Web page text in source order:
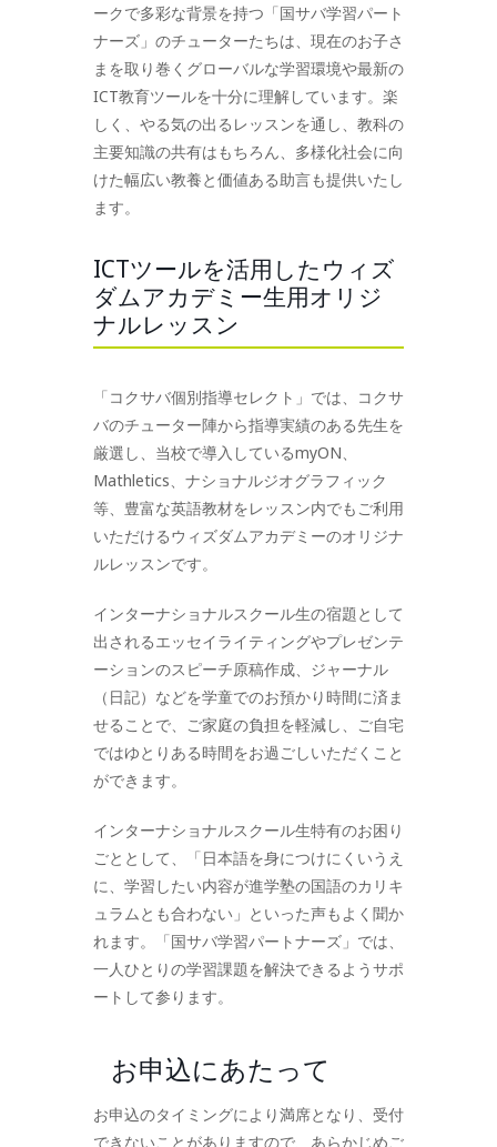
ークで多彩な背景を持つ「国サバ学習パート
ナーズ」のチューターたちは、現在のお子さ
まを取り巻くグローバルな学習環境や最新の
ICT教育ツールを十分に理解しています。楽
しく、やる気の出るレッスンを通し、教科の
主要知識の共有はもちろん、多様化社会に向
けた幅広い教養と価値ある助言も提供いたし
ます。
ICTツールを活用したウィズ
ダムアカデミー生用オリジ
ナルレッスン
「コクサバ個別指導セレクト」では、コクサ
バのチューター陣から指導実績のある先生を
厳選し、当校で導入しているmyON、
Mathletics、ナショナルジオグラフィック
等、豊富な英語教材をレッスン内でもご利用
いただけるウィズダムアカデミーのオリジナ
ルレッスンです。
インターナショナルスクール生の宿題として
出されるエッセイライティングやプレゼンテ
ーションのスピーチ原稿作成、ジャーナル
（日記）などを学童でのお預かり時間に済ま
せることで、ご家庭の負担を軽減し、ご自宅
ではゆとりある時間をお過ごしいただくこと
ができます。
インターナショナルスクール生特有のお困り
ごととして、「日本語を身につけにくいうえ
に、学習したい内容が進学塾の国語のカリキ
ュラムとも合わない」といった声もよく聞か
れます。「国サバ学習パートナーズ」では、
一人ひとりの学習課題を解決できるようサポ
ートして参ります。
お申込にあたって
お申込のタイミングにより満席となり、受付
できないことがありますので、あらかじめご